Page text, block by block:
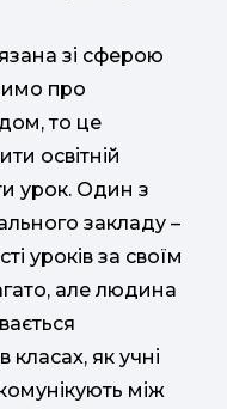
зі сферою
про
то це
освітній
урок. Один з
закладу –
уроків за своїм
але людина
класах, як учні
між